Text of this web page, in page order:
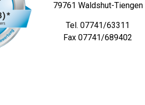
79761 Waldshut-Tiengen
Tel. 07741/63311
Fax 07741/689402